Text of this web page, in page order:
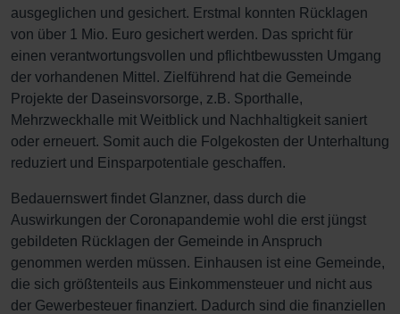
ausgeglichen und gesichert. Erstmal konnten Rücklagen
von über 1 Mio. Euro gesichert werden. Das spricht für
einen verantwortungsvollen und pflichtbewussten Umgang
der vorhandenen Mittel. Zielführend hat die Gemeinde
Projekte der Daseinsvorsorge, z.B. Sporthalle,
Mehrzweckhalle mit Weitblick und Nachhaltigkeit saniert
oder erneuert. Somit auch die Folgekosten der Unterhaltung
reduziert und Einsparpotentiale geschaffen.
Bedauernswert findet Glanzner, dass durch die
Auswirkungen der Coronapandemie wohl die erst jüngst
gebildeten Rücklagen der Gemeinde in Anspruch
genommen werden müssen. Einhausen ist eine Gemeinde,
die sich größtenteils aus Einkommensteuer und nicht aus
der Gewerbesteuer finanziert. Dadurch sind die finanziellen